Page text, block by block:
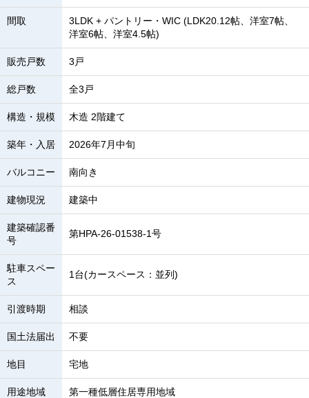
間取
3LDK + パントリー・WIC (LDK20.12帖、洋室7帖、
洋室6帖、洋室4.5帖)
販売戸数 3戸
総戸数 全3戸
構造・規模 木造 2階建て
築年・入居 2026年7月中旬
バルコニー 南向き
建物現況 建築中
建築確認番
号
第HPA-26-01538-1号
駐車スペー
ス
1台(カースペース：並列)
引渡時期 相談
国土法届出 不要
地目 宅地
用途地域 第一種低層住居専用地域